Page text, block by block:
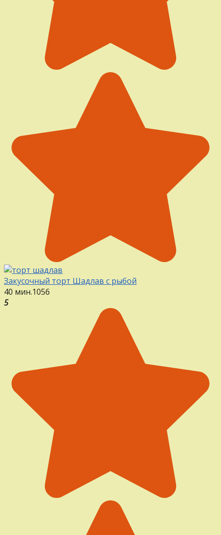
Закусочный торт Шадлав с рыбой
40 мин.1056
5